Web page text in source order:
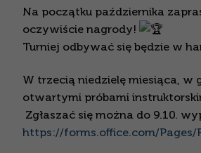
Na początku października
oczywiście nagrody!
Turniej odbywać się będzie w
W trzecią niedzielę miesiąca, w
otwartymi próbami
Zgłaszać się można do 9.10.
https://forms.office.com/Pages/